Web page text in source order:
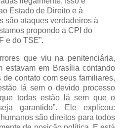
Estado de Direito e à
são ataques verdadeiros à
propondo a CPI do
e do TSE”.
que viu na penitenciária,
estavam em Brasília contando
contato com seus familiares,
lá sem o devido processo
todas estão lá sem que o
garantido”. Ele explicou:
são direitos para todos